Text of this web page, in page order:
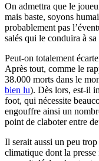
On admettra que le
mais baste, soyons
probablement pas
salés qui le conduira à sa
Peut-on totalement
Après tout, comme le
38.000 morts dans le
bien lu). Dès lors, est-il
foot, qui nécessite
engouffre ainsi un
point de claboter entre
Il serait aussi un peu
climatique dont la